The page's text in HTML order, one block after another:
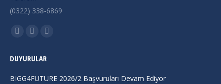
(0322) 338-6869
Find us on:
X
opens
in
Linkedin
opens
in
Instagram
opens
in
DUYURULAR
BIGG4FUTURE 2026/2 Başvuruları Devam Ediyor